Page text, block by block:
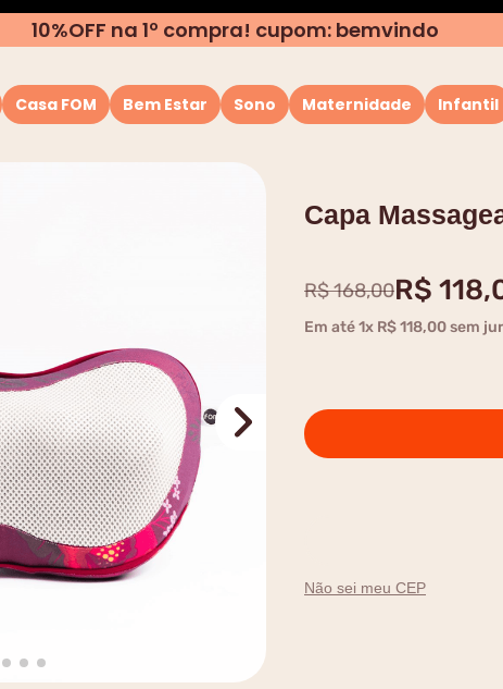
10%OFF na 1º compra! cupom: bemvindo
Casa FOM Bem Estar Sono Maternidade Infantil
Capa
R$168,00R$ 118,
Em até1x R$118,00sem
Não sei meu CEP
8º
almofada apoio